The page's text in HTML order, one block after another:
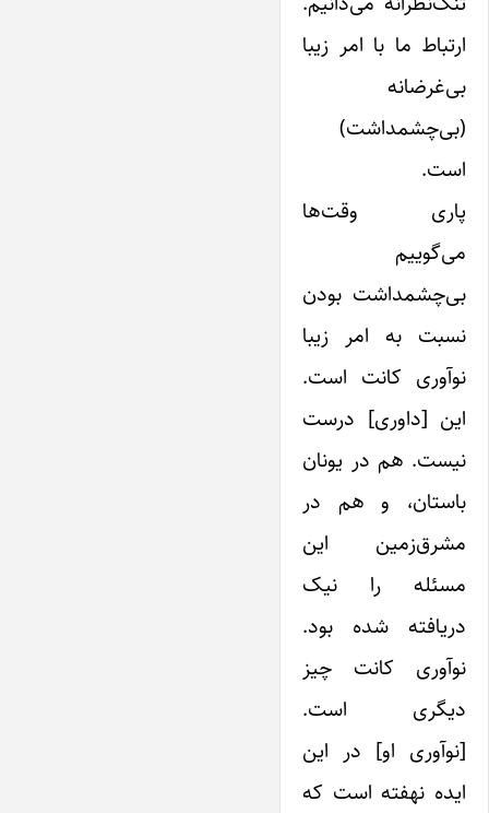
ارتباط ما با امر زیبا
بی‌غرضانه
(بی‌چشمداشت)
است.
پاری وقت‌ها
می‌گوییم
بی‌چشمداشت بودن
نسبت به امر زیبا
نوآوری کانت است.
این [داوری] درست
نیست. هم در یونان
باستان، و هم در
مشرق‌زمین این
مسئله را نیک
دریافته شده بود.
نوآوری کانت چیز
دیگری است.
[نوآوری او] در این
ایده نهفته است که